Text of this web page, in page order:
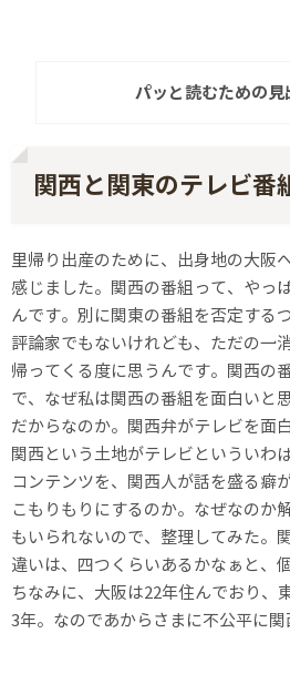
パッと読むための見
関西と関東のテレビ番
里帰り出産のために、出身地の大阪
感じました。関西の番組って、やっ
んです。別に関東の番組を否定する
評論家でもないけれども、ただの一
帰ってくる度に思うんです。関西の
で、なぜ私は関西の番組を面白いと
だからなのか。関西弁がテレビを面
関西という土地がテレビといういわ
コンテンツを、関西人が話を盛る癖
こもりもりにするのか。なぜなのか
もいられないので、整理してみた。
違いは、四つくらいあるかなぁと、
ちなみに、大阪は22年住んでおり、
3年。なのであからさまに不公平に関